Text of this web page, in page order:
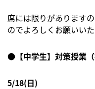
席には限りがあります
のでよろしくお願いいた
●【中学生】対策授業
5/18(日)